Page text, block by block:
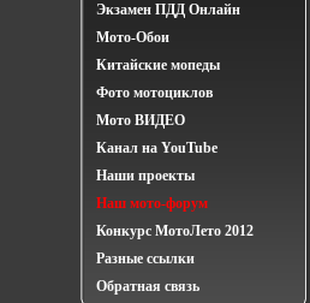
Экзамен ПДД Онлайн
Мото-Обои
Китайские мопеды
Фото мотоциклов
Мото ВИДЕО
Канал на YouTube
Наши проекты
Наш мото-форум
Конкурс МотоЛето 2012
Разные ссылки
Обратная связь